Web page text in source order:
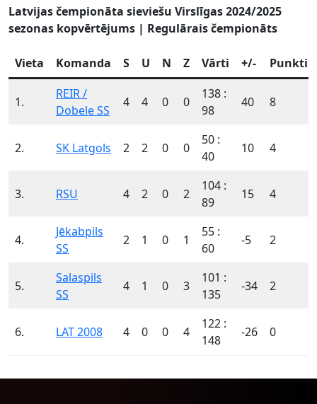
Latvijas čempionāta sieviešu Virslīgas 2024/2025
sezonas kopvērtējums | Regulārais čempionāts
Vieta Komanda S U N Z Vārti +/- Punkti
1.
REIR /
Dobele SS
4 4 0 0
138 :
98
40 8
2. SK Latgols 2 2 0 0
50 :
40
10 4
3. RSU 4 2 0 2
104 :
89
15 4
4.
Jēkabpils
SS
2 1 0 1
55 :
60
-5 2
5.
Salaspils
SS
4 1 0 3
101 :
135
-34 2
6. LAT 2008 4 0 0 4
122 :
148
-26 0